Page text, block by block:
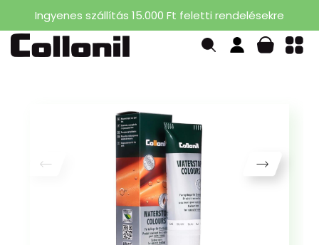
Ingyenes szállítás 15.000 Ft feletti rendelésekre